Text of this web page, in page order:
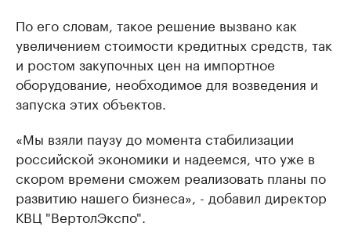
По его словам, такое решение вызвано как
увеличением стоимости кредитных средств, так
и ростом закупочных цен на импортное
оборудование, необходимое для возведения и
запуска этих объектов.
«Мы взяли паузу до момента стабилизации
российской экономики и надеемся, что уже в
скором времени сможем реализовать планы по
развитию нашего бизнеса», - добавил директор
КВЦ "ВертолЭкспо".